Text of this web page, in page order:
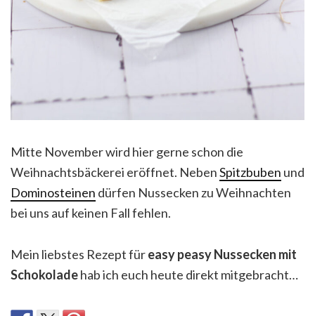
Mitte November wird hier gerne schon die
Weihnachtsbäckerei eröffnet. NebenSpitzbuben und
Dominosteinen dürfen Nussecken zu Weihnachten
bei uns auf keinen Fall fehlen.
Mein liebstes Rezept füreasy peasy Nussecken mit
Schokoladehab ich euch heute direkt mitgebracht…